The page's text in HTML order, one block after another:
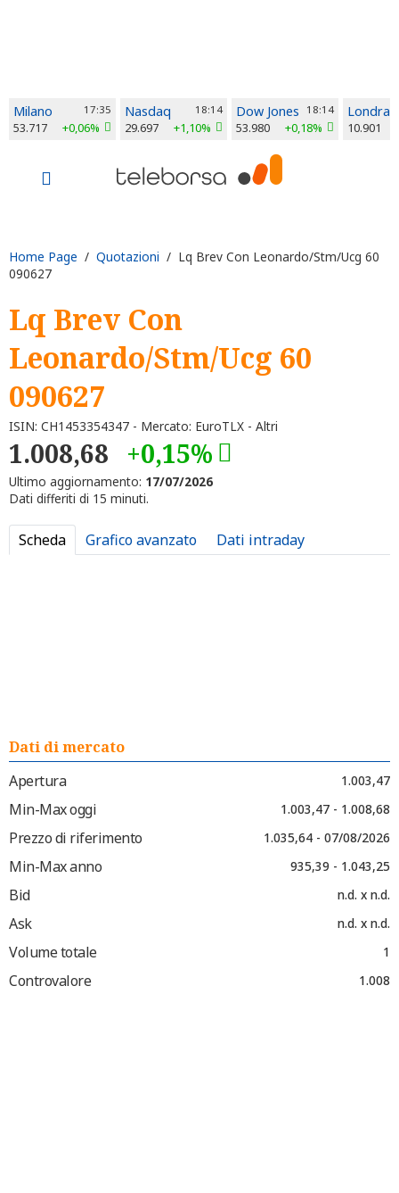
Milano 17:35
53.717 +0,06%
Nasdaq 18:14
29.697 +1,10%
Dow Jones 18:14
53.980 +0,18%
Londra
10.901
Home Page / Quotazioni / Lq Brev Con Leonardo/Stm/Ucg 60
090627
Lq Brev Con
Leonardo/Stm/Ucg 60
090627
ISIN: CH1453354347 - Mercato: EuroTLX - Altri
1.008,68 +0,15%
Ultimo aggiornamento: 17/07/2026
Dati differiti di 15 minuti.
Scheda Grafico avanzato Dati intraday
Dati di mercato
Apertura
1.003,47
Min-Max oggi 1.003,47 - 1.008,68
Prezzo di riferimento 1.035,64 - 07/08/2026
Min-Max anno 935,39 - 1.043,25
Bid n.d. x n.d.
Ask n.d. x n.d.
Volume totale 1
Controvalore 1.008